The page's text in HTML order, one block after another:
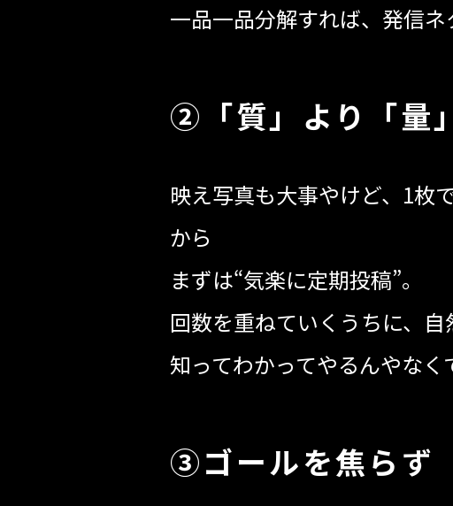
一品一品分解すれば、発信ネ
②「質」より「量
映え写真も大事やけど、1枚
から
まずは“気楽に定期投稿”。
回数を重ねていくうちに、自
知ってわかってやるんやなく
③ゴールを焦ら ず